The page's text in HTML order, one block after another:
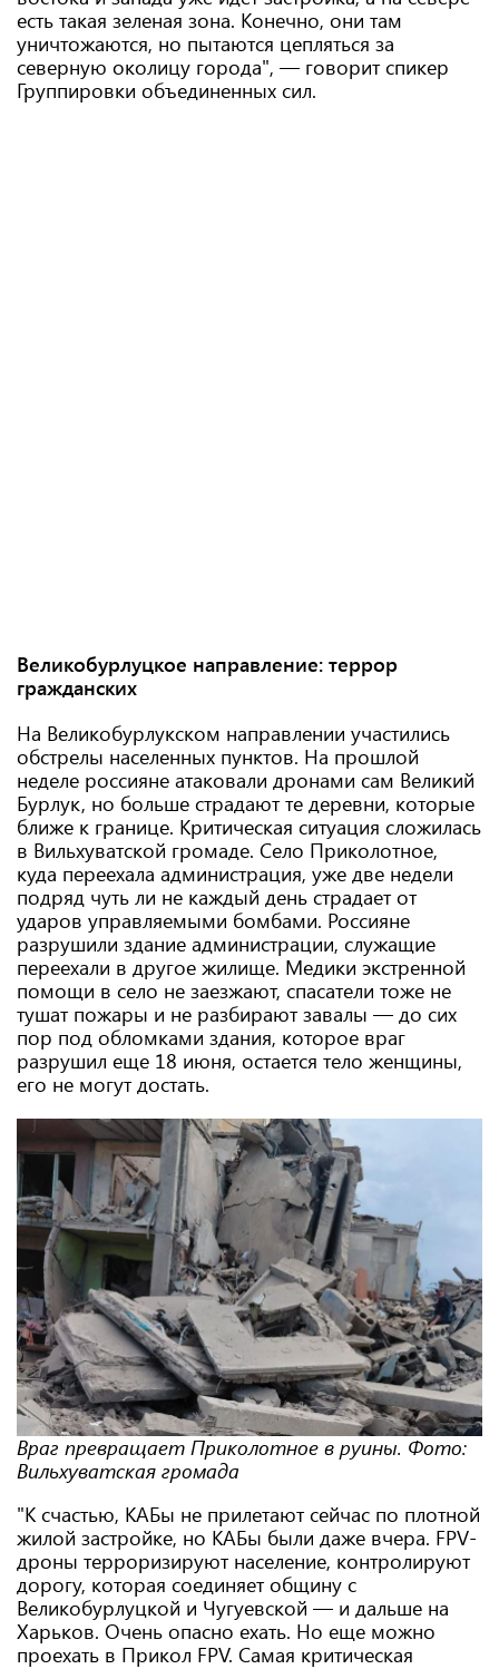
есть такая зеленая зона. Конечно, они там
уничтожаются, но пытаются цепляться за
северную околицу города", — говорит спикер
Группировки объединенных сил.
Великобурлуцкое направление: террор
гражданских
На Великобурлукском направлении участились
обстрелы населенных пунктов. На прошлой
неделе россияне атаковали дронами сам Великий
Бурлук, но больше страдают те деревни, которые
ближе к границе. Критическая ситуация сложилась
в Вильхуватской громаде. Село Приколотное,
куда переехала администрация, уже две недели
подряд чуть ли не каждый день страдает от
ударов управляемыми бомбами. Россияне
разрушили здание администрации, служащие
переехали в другое жилище. Медики экстренной
помощи в село не заезжают, спасатели тоже не
тушат пожары и не разбирают завалы — до сих
пор под обломками здания, которое враг
разрушил еще 18 июня, остается тело женщины,
его не могут достать.
Враг превращает Приколотное в руины. Фото:
Вильхуватская громада
"К счастью, КАБы не прилетают сейчас по плотной
жилой застройке, но КАБы были даже вчера. FPV-
дроны терроризируют население, контролируют
дорогу, которая соединяет общину с
Великобурлуцкой и Чугуевской — и дальше на
Харьков. Очень опасно ехать. Но еще можно
проехать в Прикол FPV. Самая критическая